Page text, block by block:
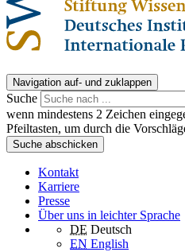
Navigation auf- und zuklappen
Suche
wenn mindestens 2 Zeichen
Pfeiltasten, um durch die
Suche abschicken
Kontakt
Karriere
Presse
Über uns in leichter Sprache
DE Deutsch
EN English